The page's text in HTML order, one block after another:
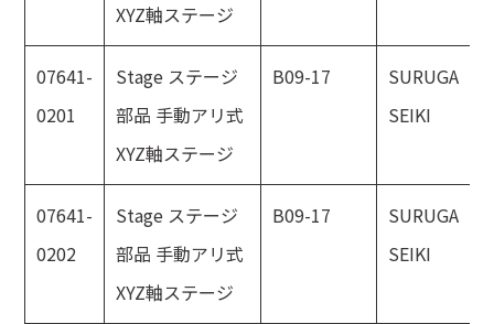
XYZ軸ステージ
07641-
0201
Stage ステージ
部品 手動アリ式
XYZ軸ステージ
B09-17
SURUGA
SEIKI
07641-
0202
Stage ステージ
部品 手動アリ式
XYZ軸ステージ
B09-17
SURUGA
SEIKI